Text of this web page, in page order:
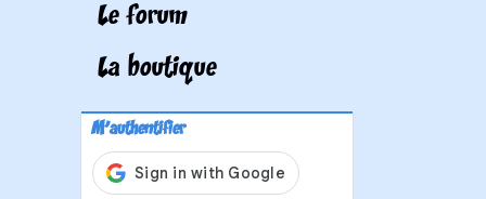
Le forum
La boutique
M'authentifier